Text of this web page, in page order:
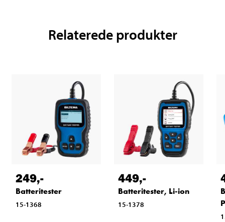
Relaterede produkter
249,-
Batteritester
15-1368
449,-
Batteritester, Li-ion
15-1378